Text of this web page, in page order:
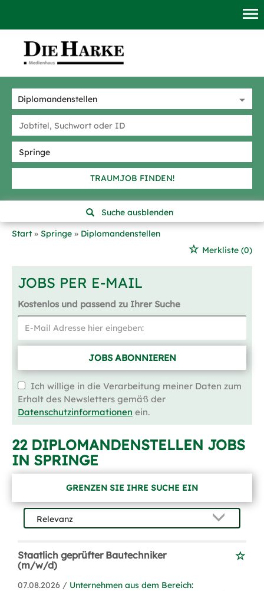
TRAUMJOB FINDEN!
Suche ausblenden
Start
Springe
Diplomandenstellen
Merkliste (0)
JOBS PER E-MAIL
Kostenlos und passend zu Ihrer Suche
JOBS ABONNIEREN
Ich willige in die Verarbeitung meiner Daten zum
Erhalt des Newsletters gemäß der
Datenschutzinformationen ein.
22 DIPLOMANDENSTELLEN JOBS
IN SPRINGE
GRENZEN SIE IHRE SUCHE EIN
Staatlich geprüfter Bautechniker
(m/w/d)
07.08.2026 / Unternehmen aus dem Bereich: